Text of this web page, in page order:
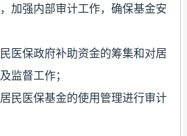
加强内部审计工作，确保基金安
医保政府补助资金的筹集和对居
监督工作；
民医保基金的使用管理进行审计